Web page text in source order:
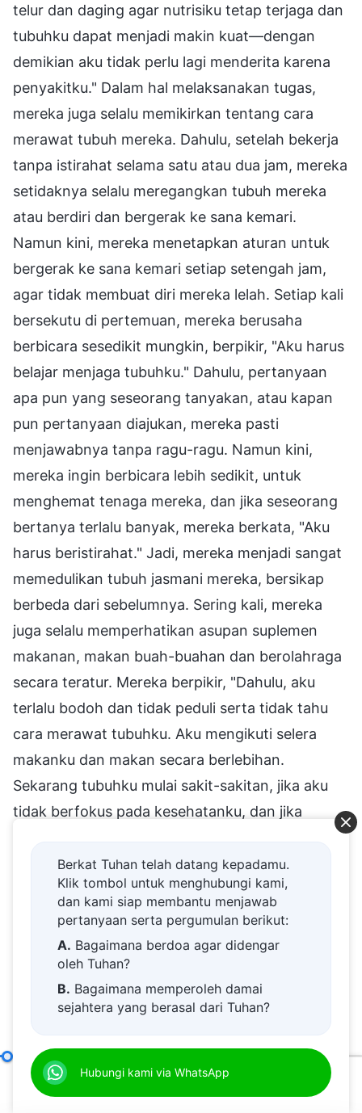
telur dan daging agar nutrisiku tetap terjaga dan
tubuhku dapat menjadi makin kuat—dengan
demikian aku tidak perlu lagi menderita karena
penyakitku." Dalam hal melaksanakan tugas,
mereka juga selalu memikirkan tentang cara
merawat tubuh mereka. Dahulu, setelah bekerja
tanpa istirahat selama satu atau dua jam, mereka
setidaknya selalu meregangkan tubuh mereka
atau berdiri dan bergerak ke sana kemari.
Namun kini, mereka menetapkan aturan untuk
bergerak ke sana kemari setiap setengah jam,
agar tidak membuat diri mereka lelah. Setiap kali
bersekutu di pertemuan, mereka berusaha
berbicara sesedikit mungkin, berpikir, "Aku harus
belajar menjaga tubuhku." Dahulu, pertanyaan
apa pun yang seseorang tanyakan, atau kapan
pun pertanyaan diajukan, mereka pasti
menjawabnya tanpa ragu-ragu. Namun kini,
mereka ingin berbicara lebih sedikit, untuk
menghemat tenaga mereka, dan jika seseorang
bertanya terlalu banyak, mereka berkata, "Aku
harus beristirahat." Jadi, mereka menjadi sangat
memedulikan tubuh jasmani mereka, bersikap
berbeda dari sebelumnya. Sering kali, mereka
juga selalu memperhatikan asupan suplemen
makanan, makan buah-buahan dan berolahraga
secara teratur. Mereka berpikir, "Dahulu, aku
terlalu bodoh dan tidak peduli serta tidak tahu
cara merawat tubuhku. Aku mengikuti selera
makanku dan makan secara berlebihan.
Sekarang tubuhku mulai sakit-sakitan, jika aku
tidak berfokus pada kesehatanku, dan jika
penyakitku menjadi parah dan aku tidak mampu
melaksanakan tugasku, apakah aku akan tetap
menerima berkat? Aku harus memperhatikan
kesehatan tubuhku di masa depan dan tidak
membiarkan ada penyakit apa pun muncul." Jadi,
mereka mulai memperhatikan kesehatan mereka,
dan tidak lagi melaksanakan tugas mereka
dengan penuh pengabdian. Mereka bahkan
penderitaan yang mereka alami dan harga yang
telah mereka bayarkan di masa lalu saat
Berkat Tuhan telah datang kepadamu.
Klik tombol untuk menghubungi kami,
dan kami siap membantu menjawab
pertanyaan serta pergumulan berikut:
A. Bagaimana berdoa agar didengar
oleh Tuhan?
B. Bagaimana memperoleh damai
sejahtera yang berasal dari Tuhan?
D.
dekat kepada Tuhan.
E.Bagaimana menyambut kedatangan
Hubungi kami via WhatsApp
Cara Mengejar Kebenaran (6)Bagian Satu